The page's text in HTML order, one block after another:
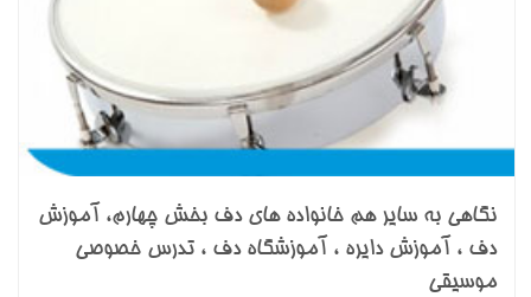
نگاهی به سایر هم خانواده های دف بخش چهارم، آموزش
دف ، آموزش دایره ، آموزشگاه دف ، تدرس خصوصی
موسیقی